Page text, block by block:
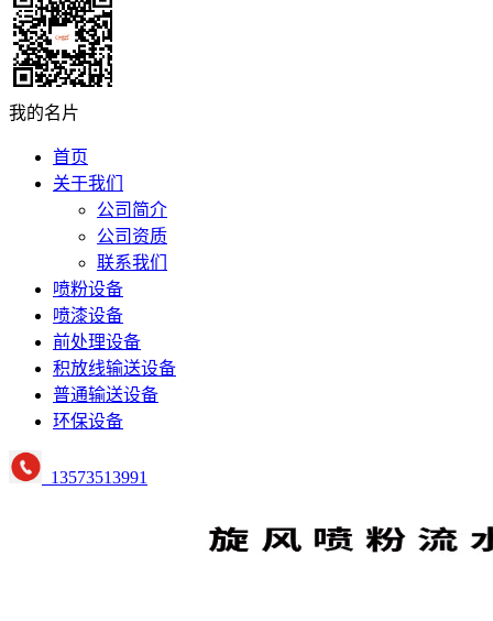
我的名片
首页
关于我们
公司简介
公司资质
联系我们
喷粉设备
喷漆设备
前处理设备
积放线输送设备
普通输送设备
环保设备
13573513991